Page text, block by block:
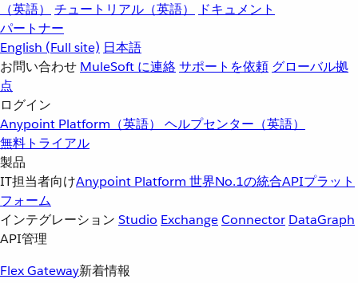
（英語）
チュートリアル（英語）
ドキュメント
パートナー
English (Full site) 日本語
お問い合わせ MuleSoft に連絡サポートを依頼 グローバル拠
点
ログイン
Anypoint Platform（英語） ヘルプセンター（英語）
無料トライアル
製品
IT担当者向けAnypoint Platform 世界No.1の統合APIプラット
フォーム
インテグレーション Studio ExchangeConnector DataGraph
API管理
Flex Gateway新着情報